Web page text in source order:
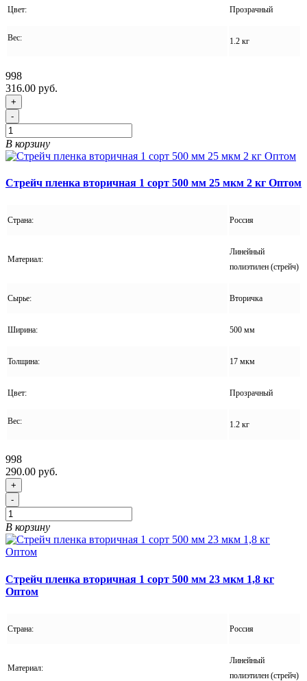
Цвет: Прозрачный
Вес: 1.2 кг
998
316.00 руб.
+
-
В корзину
Стрейч пленка вторичная 1 сорт 500 мм 25 мкм 2 кг Оптом
Страна: Россия
Материал:
Линейный
полиэтилен (стрейч)
Сырье: Вторичка
Ширина: 500 мм
Толщина: 17 мкм
Цвет: Прозрачный
Вес: 1.2 кг
998
290.00 руб.
+
-
В корзину
Стрейч пленка вторичная 1 сорт 500 мм 23 мкм 1,8 кг
Оптом
Страна: Россия
Материал:
Линейный
полиэтилен (стрейч)